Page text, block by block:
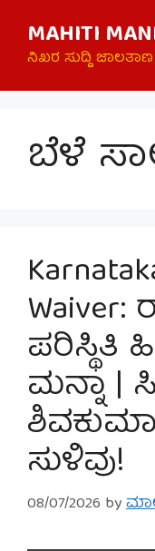
content
MAHITI
ನಿಖರ ಸುದ್ದಿ ಜಾಲತಾಣ
ಬೆಳೆ
Waiver:
ಪರಿಸ್ಥಿತಿ
ಮನ್ನಾ |
ಸುಳಿವು!
08/07/2026 by